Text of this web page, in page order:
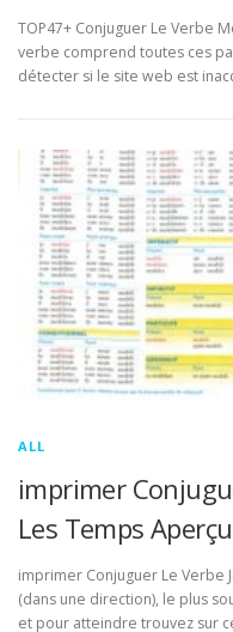
TOP47+ Conjuguer Le Verbe
verbe comprend toutes ces
détecter si le site web est
ALL
imprimer
Les Temps Aperçu
imprimer Conjuguer Le Verbe
(dans une direction), le plus
et pour atteindre trouvez sur